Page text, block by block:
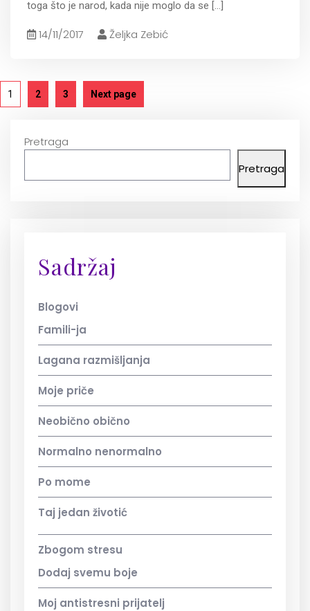
toga što je narod, kada nije moglo da se [...]
14/11/2017 Željka Zebić
1 2 3 Next page
Pretraga
Pretraga
Sadržaj
Blogovi
Famili-ja
Lagana razmišljanja
Moje priče
Neobično obično
Normalno nenormalno
Po mome
Taj jedan životić
Zbogom stresu
Dodaj svemu boje
Moj antistresni prijatelj